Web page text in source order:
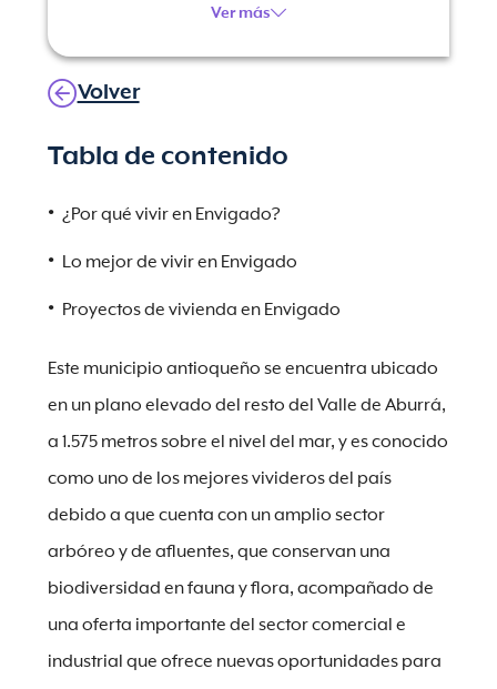
Ver más
Volver
Tabla de contenido
¿Por qué vivir en Envigado?
Lo mejor de vivir en Envigado
Proyectos de vivienda en Envigado
Este municipio antioqueño se encuentra ubicado
en un plano elevado del resto del Valle de Aburrá,
a 1.575 metros sobre el nivel del mar, y es conocido
como uno de los mejores vivideros del país
debido a que cuenta con un amplio sector
arbóreo y de afluentes, que conservan una
biodiversidad en fauna y flora, acompañado de
una oferta importante del sector comercial e
industrial que ofrece nuevas oportunidades para